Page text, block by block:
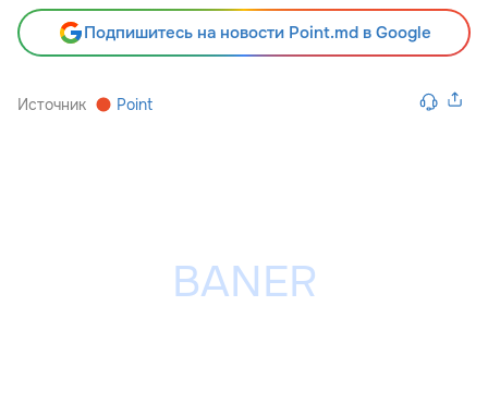
Подпишитесь на новости Point.md в Google
Источник Point